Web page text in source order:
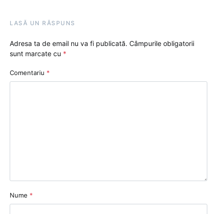
LASĂ UN RĂSPUNS
Adresa ta de email nu va fi publicată. Câmpurile obligatorii
sunt marcate cu *
Comentariu *
Nume *